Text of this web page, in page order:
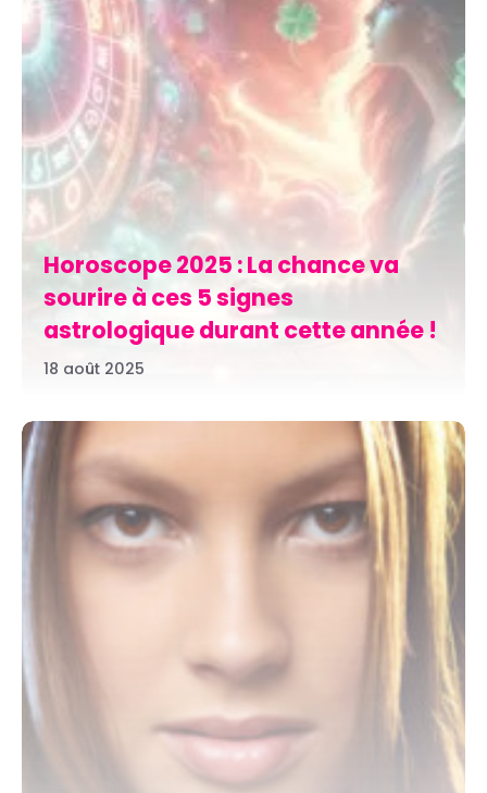
Horoscope 2025 : La chance va
sourire à ces 5 signes
astrologique durant cette année !
18 août 2025